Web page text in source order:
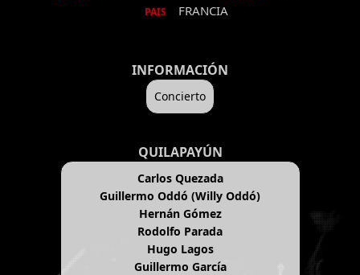
PAIS FRANCIA
INFORMACIÓN
Concierto
QUILAPAYÚN
Carlos Quezada
Guillermo Oddó (Willy Oddó)
Hernán Gómez
Rodolfo Parada
Hugo Lagos
Guillermo García